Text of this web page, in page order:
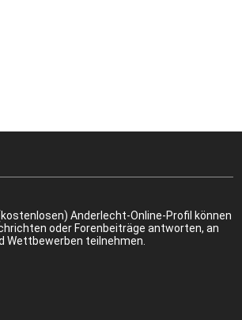
Anderlecht-Online-Profil können
oder Forenbeiträge antworten, an
Wettbewerben teilnehmen.